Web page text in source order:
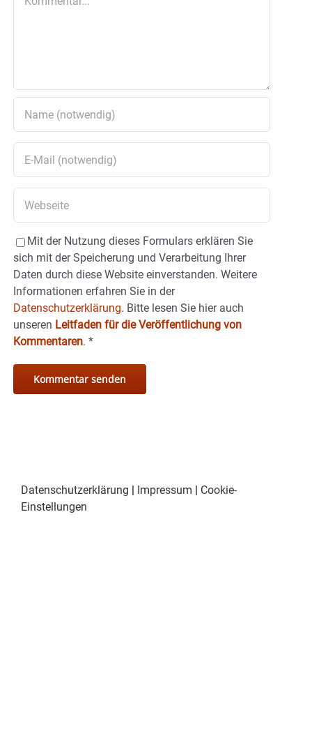
Mit der Nutzung dieses Formulars erklären Sie
sich mit der Speicherung und Verarbeitung Ihrer
Daten durch diese Website einverstanden. Weitere
Informationen erfahren Sie in der
Datenschutzerklärung. Bitte lesen Sie hier auch
unseren Leitfaden für die Veröffentlichung von
Kommentaren. *
Datenschutzerklärung Impressum
Cookie-
Einstellungen